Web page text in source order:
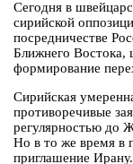
Сегодня в
сирийской
посредничестве
Ближнего Востока,
формирование
Сирийская
противоречивые
регулярностью до
Но в то же время в
приглашение